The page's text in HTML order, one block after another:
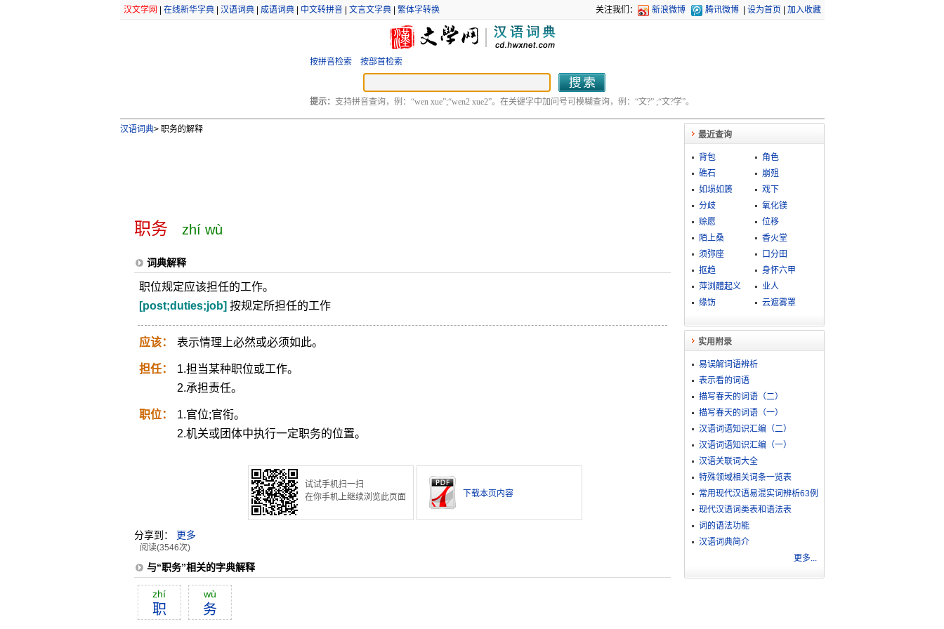
汉文学网 在线新华字典| 汉语词典| 成语词典| 中文转拼音| 文言文字典| 繁体字转换 关注我们： 新浪微博 腾讯微博 设为首页 加入收藏
按拼音检索 按部首检索
提示： 支持拼音查询，例：“wen xue”;“wen2 xue2”。在关键字中加问号可模糊查询，例：“文?” ;“文?学”。
汉语词典>职务的解释
职务 zhí wù
词典解释
职位规定应该担任的工作。
[post;duties;job] 按规定所担任的工作
应该： 表示情理上必然或必须如此。
担任：
1.担当某种职位或工作。
2.承担责任。
职位：
1.官位;官衔。
2.机关或团体中执行一定职务的位置。
试试手机扫一扫
在你手机上继续浏览此页面
下载本页内容
分享到： 更多
阅读(3546次)
与“职务”相关的字典解释
zhí
职
wù
务
最近查询
背包
角色
礁石
崩殂
如埙如篪
戏下
分歧
氧化镁
赊愿
位移
陌上桑
香火堂
须弥座
口分田
抠趋
身怀六甲
萍浏醴起义
业人
缘饬
云遮雾罩
实用附录
易误解词语辨析
表示看的词语
描写春天的词语（二）
描写春天的词语（一）
汉语词语知识汇编（二）
汉语词语知识汇编（一）
汉语关联词大全
特殊领域相关词条一览表
常用现代汉语易混实词辨析63例
现代汉语词类表和语法表
词的语法功能
汉语词典简介
更多...